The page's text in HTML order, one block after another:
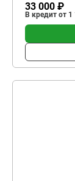
33 000 ₽
В кредит от